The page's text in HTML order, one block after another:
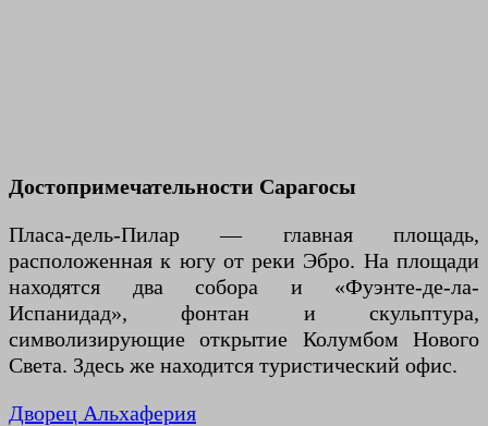
Достопримечательности Сарагосы
Пласа-дель-Пилар — главная площадь,
расположенная к югу от реки Эбро. На площади
находятся два собора и «Фуэнте-де-ла-
Испанидад», фонтан и скульптура,
символизирующие открытие Колумбом Нового
Света. Здесь же находится туристический офис.
Дворец Альхаферия